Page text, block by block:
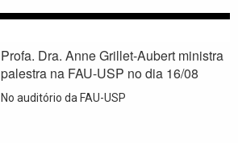
Profa. Dra. Anne Grillet-Aubert ministra
palestra na FAU-USP no dia 16/08
No auditório da FAU-USP